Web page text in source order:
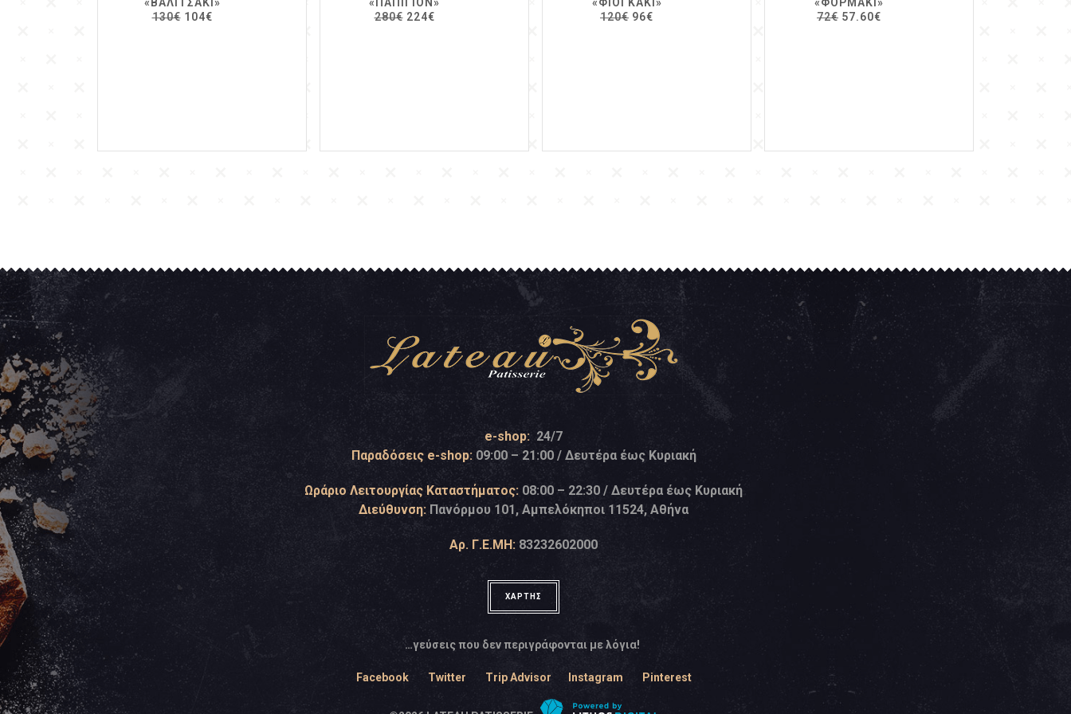
«ΒΑΛΙΤΣΆΚΙ»
130€104€
«ΠΑΠΙΓΙΌΝ»
280€224€
«ΦΙΟΓΚΆΚΙ»
120€ 96€
«ΦΟΡΜΆΚΙ»
72€ 57.60€
e-shop: 24/7
Παραδόσεις e-shop: 09:00 – 21:00 / Δευτέρα έως Κυριακή
Ωράριο Λειτουργίας Καταστήματος: 08:00 – 22:30 / Δευτέρα έως Κυριακή
Διεύθυνση: Πανόρμου 101, Αμπελόκηποι 11524, Αθήνα
Αρ. Γ.Ε.ΜΗ: 83232602000
ΧΑΡΤΗΣ
…γεύσεις που δεν περιγράφονται με λόγια!
Facebook Twitter Trip Advisor Instagram Pinterest